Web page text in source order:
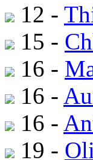
12 -
15 -
16 -
16 -
16 -
19 -